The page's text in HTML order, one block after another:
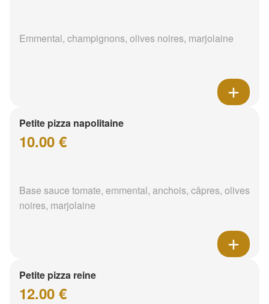
Emmental, champignons, olives noires, marjolaine
Petite pizza napolitaine
10.00 €
Base sauce tomate, emmental, anchois, câpres, olives
noires, marjolaine
Petite pizza reine
12.00 €